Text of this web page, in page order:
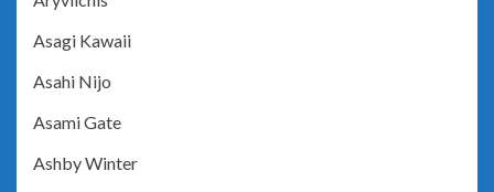
Asagi Kawaii
Asahi Nijo
Asami Gate
Ashby Winter